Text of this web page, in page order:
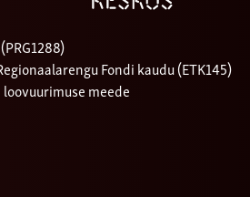
Fondi kaudu (ETK145)
meede